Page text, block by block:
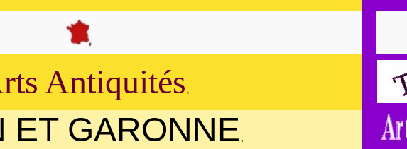
Antiquités,
ET GARONNE,